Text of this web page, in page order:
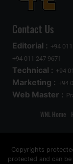
Contact Us
Editorial : +94
+94 011 247 9671
Technical : +94
Marketing : +94
Web Master :
WNL Home
Copyrights
protected and can